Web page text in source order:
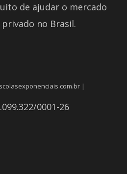
de ajudar o mercado
no Brasil.
|
0001-26